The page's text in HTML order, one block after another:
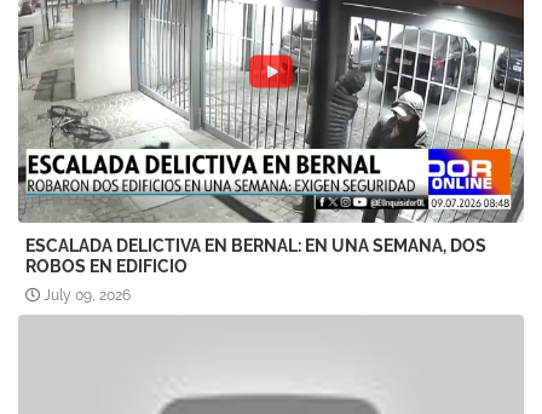
ESCALADA DELICTIVA EN BERNAL: EN UNA SEMANA, DOS
ROBOS EN EDIFICIO
July 09, 2026